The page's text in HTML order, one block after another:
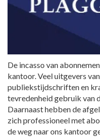
De incasso van
kantoor. Veel uitgevers
publiekstijdschriften en
tevredenheid gebruik van
Daarnaast hebben de
zich professioneel met
de weg naar ons kantoor